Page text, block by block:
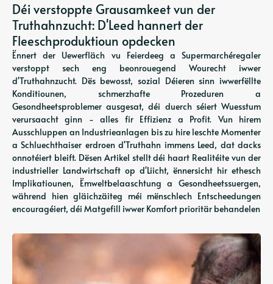
Déi verstoppte Grausamkeet vun der
Truthahnzucht: D'Leed hannert der
Fleeschproduktioun opdecken
Ënnert der Uewerfläch vu Feierdeeg a Supermarchéregaler
verstoppt sech eng beonrouegend Wourecht iwwer
d'Truthahnzucht. Dës bewosst, sozial Déieren sinn iwwerfëllte
Konditiounen, schmerzhafte Prozeduren a
Gesondheetsproblemer ausgesat, déi duerch séiert Wuesstum
verursaacht ginn - alles fir Effizienz a Profit. Vun hirem
Ausschluppen an Industrieanlagen bis zu hire leschte Momenter
a Schluechthaiser erdroen d'Truthahn immens Leed, dat dacks
onnotéiert bleift. Dësen Artikel stellt déi haart Realitéite vun der
industrieller Landwirtschaft op d'Liicht, ënnersicht hir ethesch
Implikatiounen, Ëmweltbelaaschtung a Gesondheetssuergen,
während hien gläichzäiteg méi mënschlech Entscheedungen
encouragéiert, déi Matgefill iwwer Komfort prioritär behandelen